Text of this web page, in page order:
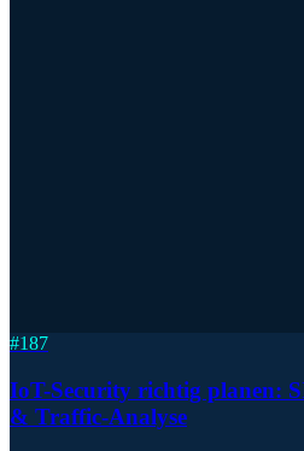
#187
IoT-Security richtig planen:
& Traffic-Analyse